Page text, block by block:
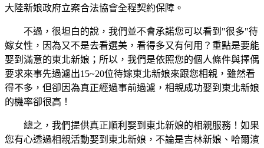
大陸新娘政府立案合法協會全程契約保障。
不過，很坦白的說，我們並不會承諾您可以看到"很多"待
嫁女性，因為又不是去看選美，看得多又有何用？重點是要能
娶到滿意的東北新娘；所以，我們是依照您的個人條件與擇偶
要求來事先過濾出15~20位待嫁東北新娘來跟您相親，雖然看
得不多，但卻因為真正經過事前過濾，相親成功娶到東北新娘
的機率卻很高！
總之，我們提供真正順利娶到東北新娘的相親服務！如果
您有心透過相親活動娶到東北新娘，不論是吉林新娘、哈爾濱